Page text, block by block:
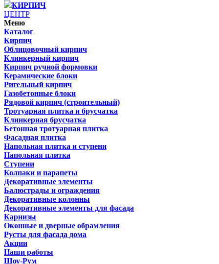
КИРПИЧ
ЦЕНТР
Меню
Каталог
Кирпич
Облицовочный кирпич
Клинкерный кирпич
Кирпич ручной формовки
Керамические блоки
Ригельный кирпич
Газобетонные блоки
Рядовой кирпич (строительный)
Тротуарная плитка и брусчатка
Клинкерная брусчатка
Бетонная тротуарная плитка
Фасадная плитка
Напольная плитка и ступени
Напольная плитка
Ступени
Колпаки и парапеты
Декоративные элементы
Балюстрады и ограждения
Декоративные колонны
Декоративные элементы для фасада
Карнизы
Оконные и дверные обрамления
Русты для фасада дома
Акции
Наши работы
Шоу-Рум